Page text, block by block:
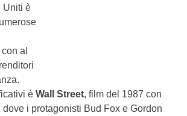
Uniti è
al
è Wall Street, film del 1987 con
i protagonisti Bud Fox e Gordon